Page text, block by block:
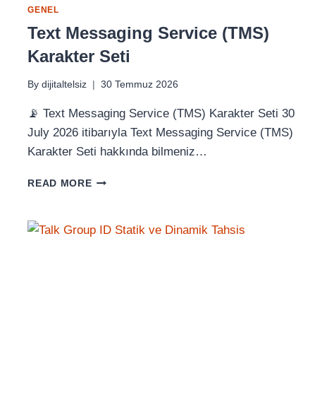
GENEL
Text Messaging Service (TMS)
Karakter Seti
By dijitaltelsiz 30 Temmuz 2026
📡 Text Messaging Service (TMS) Karakter Seti 30
July 2026 itibarıyla Text Messaging Service (TMS)
Karakter Seti hakkında bilmeniz…
READ MORETEXT
(TMS)
KARAKTER